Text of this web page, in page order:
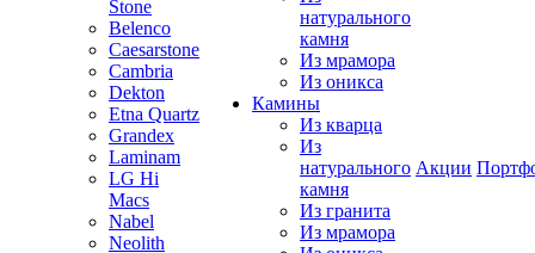
Stone
Belenco
Caesarstone
Cambria
Dekton
Etna Quartz
Grandex
Laminam
LG Hi
Macs
Nabel
Neolith
натурального
камня
Из мрамора
Из оникса
Камины
Из кварца
Из
натурального
камня
Из гранита
Из мрамора
Акции